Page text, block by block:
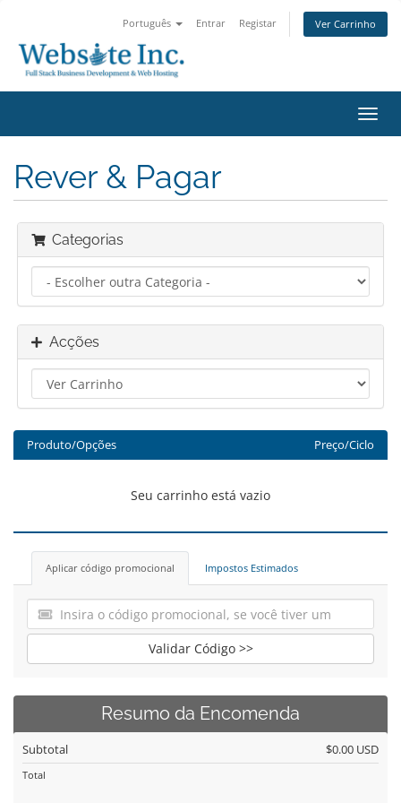
Português Entrar Registar Ver Carrinho
Rever & Pagar
Categorias
Acções
Produto/Opções Preço/Ciclo
Seu carrinho está vazio
Aplicar código promocional Impostos Estimados
Validar Código >>
Resumo da Encomenda
Subtotal $0.00 USD
Total